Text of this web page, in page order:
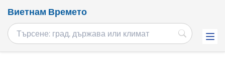
Виетнам Времето